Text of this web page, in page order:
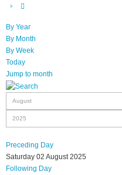
By Year
By Month
By Week
Today
Jump to month
Preceding Day
Saturday 02 August 2025
Following Day